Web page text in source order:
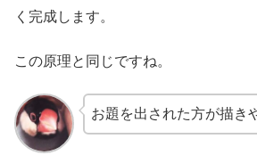
く完成します。
この原理と同じですね。
お題を出された方が描き